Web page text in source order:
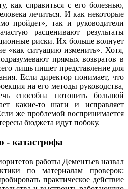
как справиться с его болезнью,
лечиться. И как некоторые
пройдет», так и руководители
расценивают результаты
риски. Их больше волнует
«как ситуацию изменить». Хотя,
прямых возвратов в
лишь пишет представление для
Если директор понимает, что
на его методы руководства,
способна потопить большой
какие-то шаги и исправляет
же проблемой воспринимается
бюджета идут побоку.
- катастрофа
работы Дементьев назвал
по материалам проверок:
практическое действие